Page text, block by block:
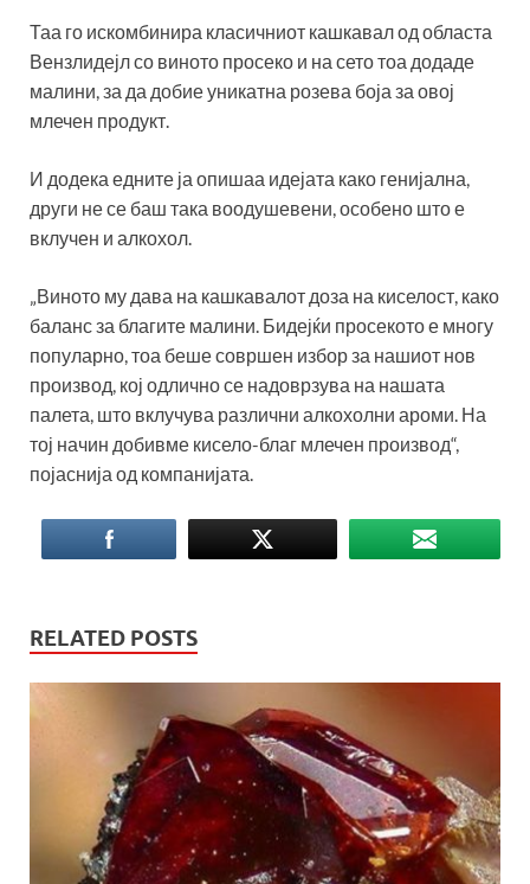
Таа го искомбинира класичниот кашкавал од областа
Вензлидејл со виното просеко и на сето тоа додаде
малини, за да добие уникатна розева боја за овој
млечен продукт.
И додека едните ја опишаа идејата како генијална,
други не се баш така воодушевени, особено што е
вклучен и алкохол.
„Виното му дава на кашкавалот доза на киселост, како
баланс за благите малини. Бидејќи просекото е многу
популарно, тоа беше совршен избор за нашиот нов
производ, кој одлично се надоврзува на нашата
палета, што вклучува различни алкохолни ароми. На
тој начин добивме кисело-благ млечен производ“,
појаснија од компанијата.
RELATED POSTS